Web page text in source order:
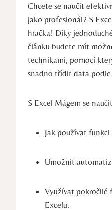
Chcete se naučit
jako profesionál? S
hračka! Díky
článku budete mít
technikami, pomocí
snadno třídit data
S Excel Mágem se
Jak používat
Umožnit
Využívat pokročilé
Excelu.